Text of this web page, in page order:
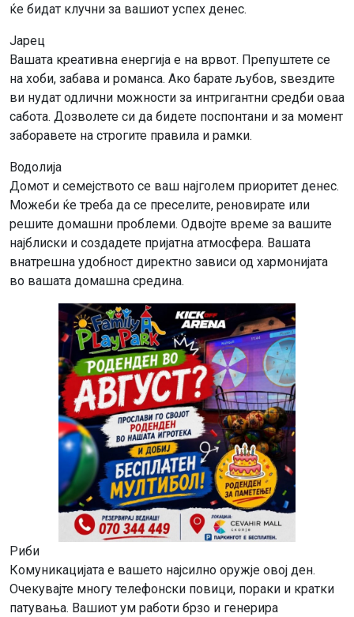
ќе бидат клучни за вашиот успех денес.
Јарец
Вашата креативна енергија е на врвот. Препуштете се
на хоби, забава и романса. Ако барате љубов, ѕвездите
ви нудат одлични можности за интригантни средби оваа
сабота. Дозволете си да бидете поспонтани и за момент
заборавете на строгите правила и рамки.
Водолија
Домот и семејството се ваш најголем приоритет денес.
Можеби ќе треба да се преселите, реновирате или
решите домашни проблеми. Одвојте време за вашите
најблиски и создадете пријатна атмосфера. Вашата
внатрешна удобност директно зависи од хармонијата
во вашата домашна средина.
Риби
Комуникацијата е вашето најсилно оружје овој ден.
Очекувајте многу телефонски повици, пораки и кратки
патувања. Вашиот ум работи брзо и генерира